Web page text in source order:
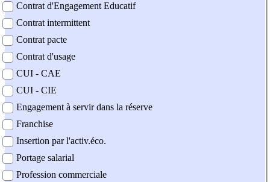
Contrat d'Engagement Educatif
Contrat intermittent
Contrat pacte
Contrat d'usage
CUI - CAE
CUI - CIE
Engagement à servir dans la réserve
Franchise
Insertion par l'activ.éco.
Portage salarial
Profession commerciale